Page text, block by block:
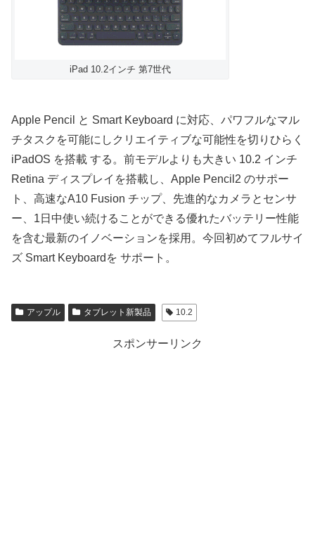
iPad 10.2インチ 第7世代
Apple Pencil と Smart Keyboard に対応、パワフルなマル
チタスクを可能にしクリエイティブな可能性を切りひらく
iPadOS を搭載 する。前モデルよりも大きい 10.2 インチ
Retina ディスプレイを搭載し、Apple Pencil2 のサポー
ト、高速なA10 Fusion チップ、先進的なカメラとセンサ
ー、1日中使い続けることができる優れたバッテリー性能
を含む最新のイノベーションを採用。今回初めてフルサイ
ズ Smart Keyboardを サポート。
アップル タブレット新製品 10.2
スポンサーリンク